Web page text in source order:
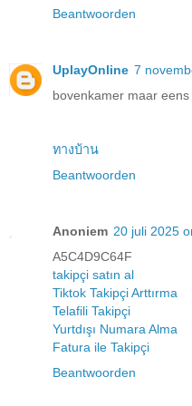
Beantwoorden
UplayOnline 7
bovenkamer maar
ทางบ้าน
Beantwoorden
Anoniem 20 juli 2025
A5C4D9C64F
takipçi satın al
Tiktok Takipçi Arttırma
Telafili Takipçi
Yurtdışı Numara Alma
Fatura ile Takipçi
Beantwoorden